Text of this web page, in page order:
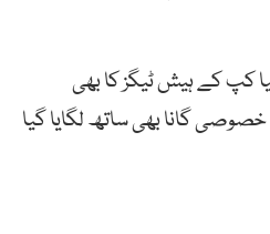
کپ کے ہیش ٹیگز کا بھی
گانا بھی ساتھ لگایا گیا